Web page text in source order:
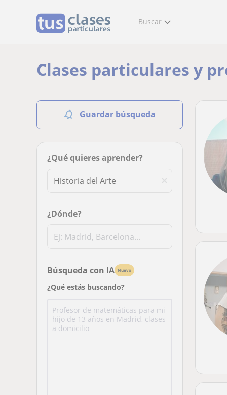
Buscar
Clases particulares y
Guardar búsqueda
¿Qué quieres aprender?
¿Dónde?
Búsqueda con IA Nuevo
¿Qué estás buscando?